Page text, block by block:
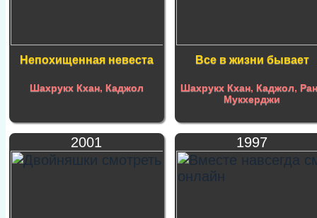
Непохищенная невеста
Шахрукх Кхан, Каджол
Все в жизни бывает
Шахрукх Кхан, Каджол,
Мукхерджи
2001 1997